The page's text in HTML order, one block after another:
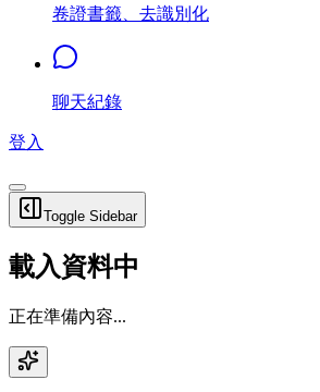
卷證書籤、去識別化
聊天紀錄
登入
Toggle Sidebar
載入資料中
正在準備內容...